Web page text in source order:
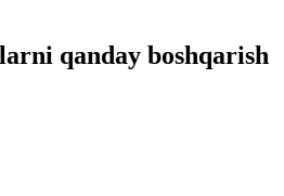
qanday boshqarish